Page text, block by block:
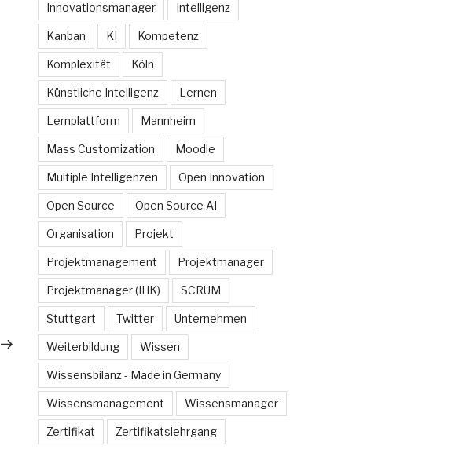
Nächster
Innovationsmanager Intelligenz
Kanban KI Kompetenz
Komplexität Köln
Künstliche Intelligenz Lernen
Lernplattform Mannheim
Mass Customization Moodle
Multiple Intelligenzen Open Innovation
Open Source Open Source AI
Organisation Projekt
Projektmanagement Projektmanager
Projektmanager (IHK) SCRUM
Stuttgart Twitter Unternehmen
Weiterbildung Wissen
Wissensbilanz - Made in Germany
Wissensmanagement Wissensmanager
Zertifikat Zertifikatslehrgang